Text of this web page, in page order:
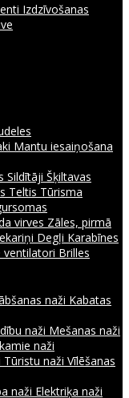
Izdzīvošanas
Mantu iesaiņošana
Sildītāji Šķiltavas
Teltis Tūrisma
virves Zāles, pirmā
Degļi Karabīnes
ventilatori Brilles
naži Kabatas
naži Mešanas naži
naži
Tūristu naži Vīlēšanas
naži Elektriķa naži